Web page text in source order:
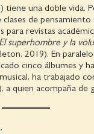
una doble vida.
de pensamiento
revistas
superhombre y la
2019). En
cinco álbumes y
ha trabajado
a quien acompaña